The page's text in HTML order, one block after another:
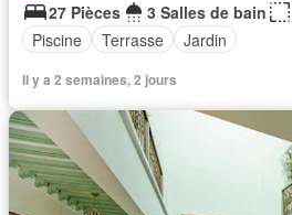
27 Pièces
3 Salles de bain
Piscine
Terrasse Jardin
Il y a 2 semaines, 2 jours